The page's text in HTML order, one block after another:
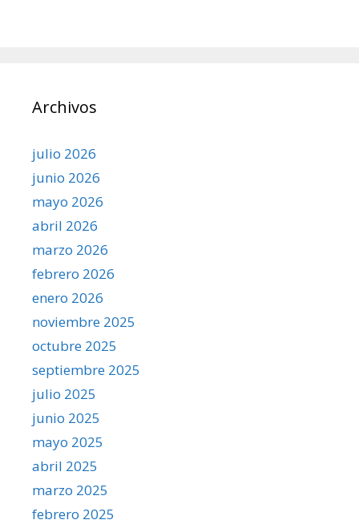
Archivos
julio 2026
junio 2026
mayo 2026
abril 2026
marzo 2026
febrero 2026
enero 2026
noviembre 2025
octubre 2025
septiembre 2025
julio 2025
junio 2025
mayo 2025
abril 2025
marzo 2025
febrero 2025